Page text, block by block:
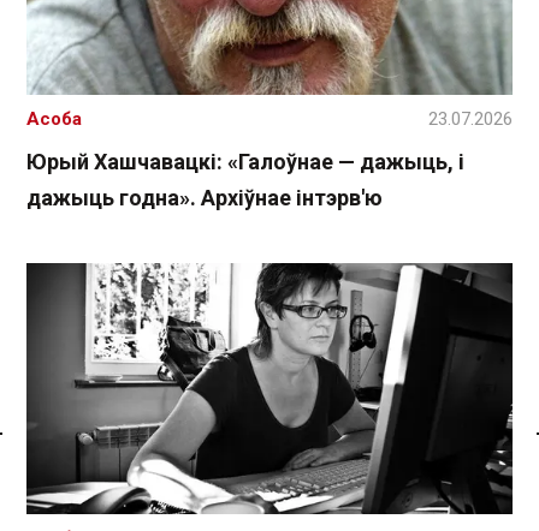
Спасылка без VPN
Юрый Хашчавацкі: «Галоўнае — дажыць, і
дажыць годна». Архіўнае інтэрв'ю
Асоба 23.07.2026